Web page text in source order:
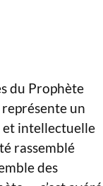
du Prophète
un
et intellectuelle
rassemblé
des